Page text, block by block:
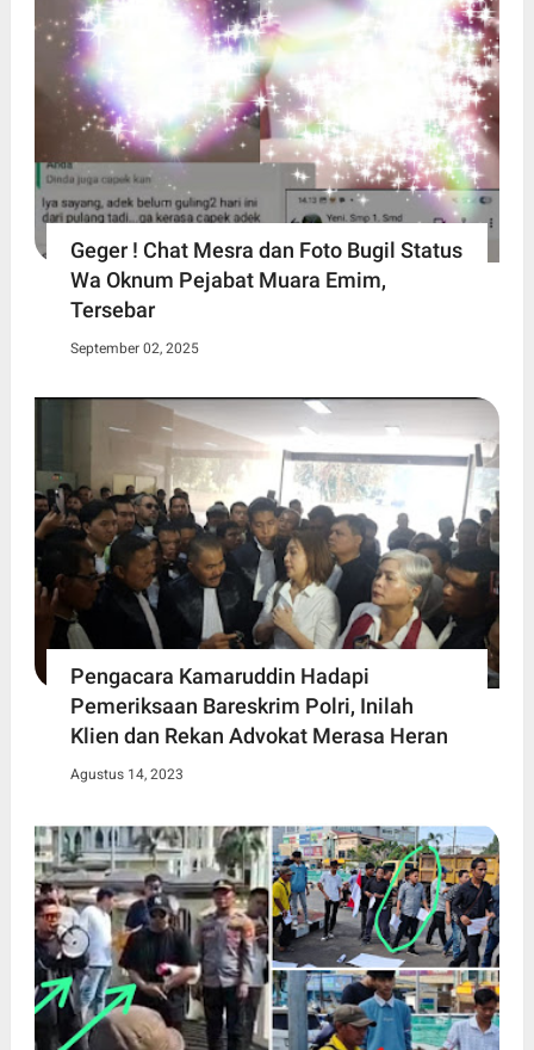
Geger ! Chat Mesra dan Foto Bugil Status
Wa Oknum Pejabat Muara Emim,
Tersebar
September 02, 2025
Pengacara Kamaruddin Hadapi
Pemeriksaan Bareskrim Polri, Inilah
Klien dan Rekan Advokat Merasa Heran
Agustus 14, 2023